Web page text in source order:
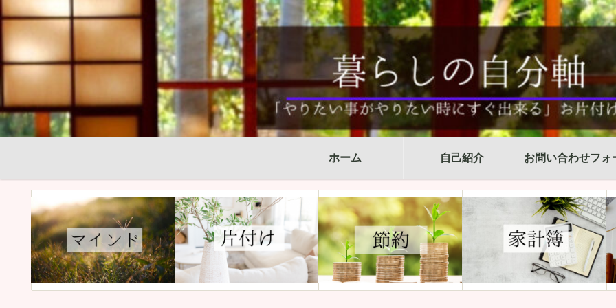
ホーム 自己紹介 お問い合わせフォ